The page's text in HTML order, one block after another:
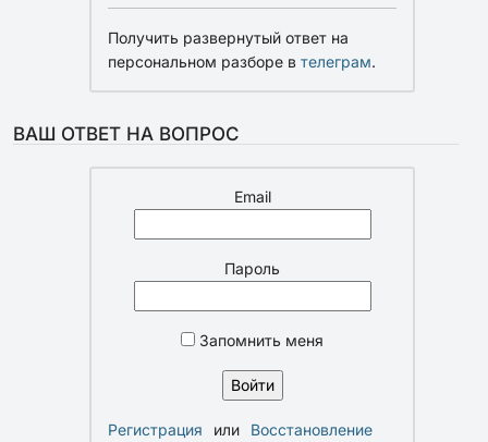
Получить развернутый ответ на
персональном разборе в телеграм.
ВАШ ОТВЕТ НА ВОПРОС
Email
Пароль
Запомнить меня
Регистрация или
Восстановление